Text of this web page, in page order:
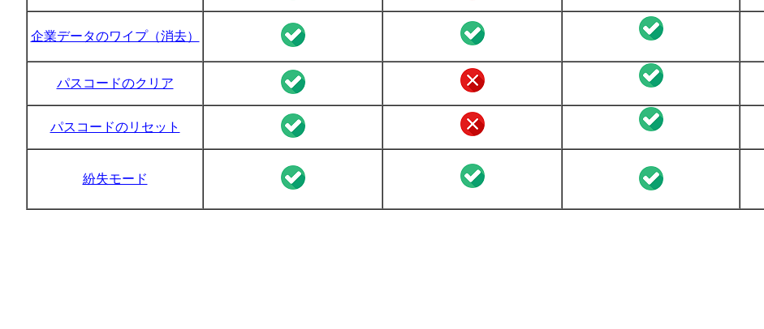
企業データのワイプ（消去）
パスコードのクリア
パスコードのリセット
紛失モード